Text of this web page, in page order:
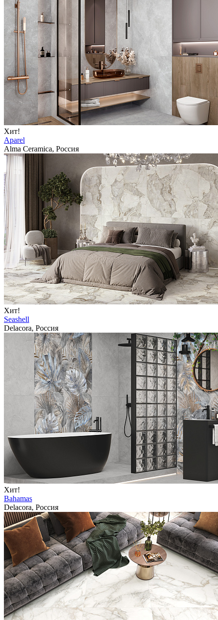
Хит!
Aparel
Alma Ceramica, Россия
Хит!
Seashell
Delacora, Россия
Хит!
Bahamas
Delacora, Россия